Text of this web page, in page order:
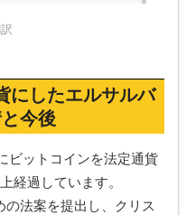
にしたエルサルバ
と今後
ビットコインを法定通貨
経過しています。
の法案を提出し、クリス